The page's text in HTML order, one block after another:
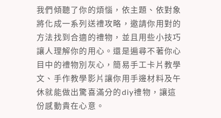
我們傾聽了你的煩惱，依主題、依對象
將化成一系列送禮攻略，邀請你用對的
方法找到合適的禮物，並且用些小技巧
讓人理解你的用心。還是遍尋不著你心
目中的禮物別灰心，簡易手工卡片教學
文、手作教學影片讓你用手邊材料及午
休就能做出驚喜滿分的diy禮物，讓這
份感動貴在心意。